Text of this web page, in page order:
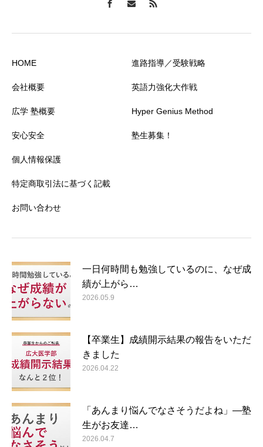
HOME
会社概要
広学 塾概要
安心安全
個人情報保護
特定商取引法に基づく記載
お問い合わせ
進路指導／受験戦略
英語力強化大作戦
Hyper Genius Method
塾生募集！
一日何時間も勉強しているのに、なぜ成
績が上がら…
2026.05.9
【卒業生】成績開示結果の報告をいただ
きました
2026.04.22
「あんまり悩んでなさそうだよね」―塾
生がお友達…
2026.04.7